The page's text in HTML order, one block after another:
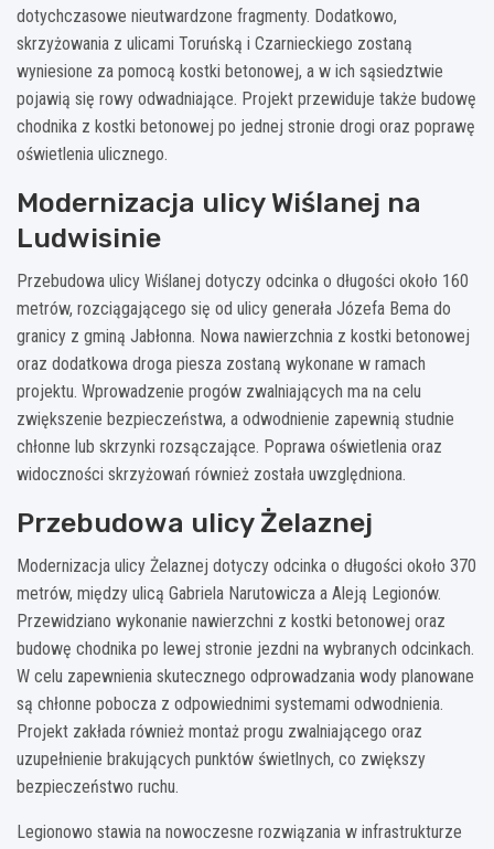
dotychczasowe nieutwardzone fragmenty. Dodatkowo,
skrzyżowania z ulicami Toruńską i Czarnieckiego zostaną
wyniesione za pomocą kostki betonowej, a w ich sąsiedztwie
pojawią się rowy odwadniające. Projekt przewiduje także budowę
chodnika z kostki betonowej po jednej stronie drogi oraz poprawę
oświetlenia ulicznego.
Modernizacja ulicy Wiślanej na
Ludwisinie
Przebudowa ulicy Wiślanej dotyczy odcinka o długości około 160
metrów, rozciągającego się od ulicy generała Józefa Bema do
granicy z gminą Jabłonna. Nowa nawierzchnia z kostki betonowej
oraz dodatkowa droga piesza zostaną wykonane w ramach
projektu. Wprowadzenie progów zwalniających ma na celu
zwiększenie bezpieczeństwa, a odwodnienie zapewnią studnie
chłonne lub skrzynki rozsączające. Poprawa oświetlenia oraz
widoczności skrzyżowań również została uwzględniona.
Przebudowa ulicy Żelaznej
Modernizacja ulicy Żelaznej dotyczy odcinka o długości około 370
metrów, między ulicą Gabriela Narutowicza a Aleją Legionów.
Przewidziano wykonanie nawierzchni z kostki betonowej oraz
budowę chodnika po lewej stronie jezdni na wybranych odcinkach.
W celu zapewnienia skutecznego odprowadzania wody planowane
są chłonne pobocza z odpowiednimi systemami odwodnienia.
Projekt zakłada również montaż progu zwalniającego oraz
uzupełnienie brakujących punktów świetlnych, co zwiększy
bezpieczeństwo ruchu.
Legionowo stawia na nowoczesne rozwiązania w infrastrukturze